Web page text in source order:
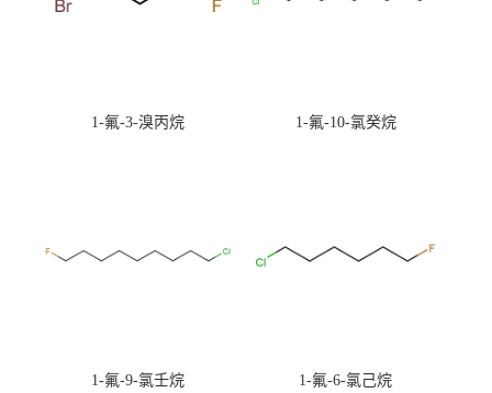
1-氟-3-溴丙烷 1-氟-10-氯癸烷
1-氟-9-氯壬烷 1-氟-6-氯己烷